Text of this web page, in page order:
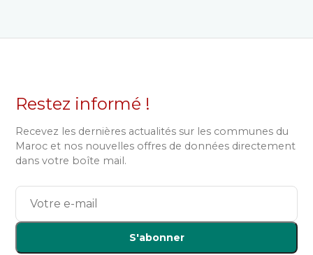
Restez informé !
Recevez les dernières actualités sur les communes du
Maroc et nos nouvelles offres de données directement
dans votre boîte mail.
S'abonner